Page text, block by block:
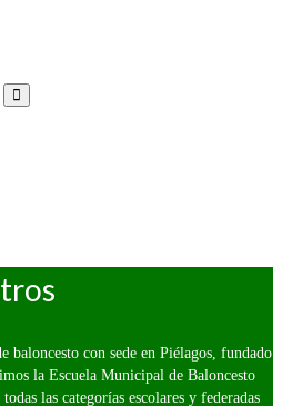
baloncesto con sede en Piélagos, fundado
la Escuela Municipal de Baloncesto
las categorías escolares y federadas